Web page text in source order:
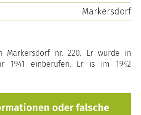
Markersdorf
Markersdorf nr. 220. Er wurde in
1941 einberufen. Er is im 1942
oder falsche